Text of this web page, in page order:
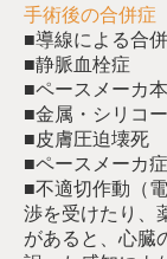
手術後の合併症
■導線による合
■静脈血栓症
■ペースメーカ
■金属・シリコ
■皮膚圧迫壊死
■ペースメーカ
■不適切作動（
渉を受けたり、
があると、心臓